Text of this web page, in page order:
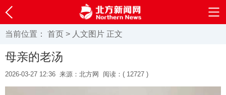
当前位置： 首页 > 人文图片 正文
母亲的老汤
2026-03-27 12:36 来源：北方网 阅读：( 12727 )